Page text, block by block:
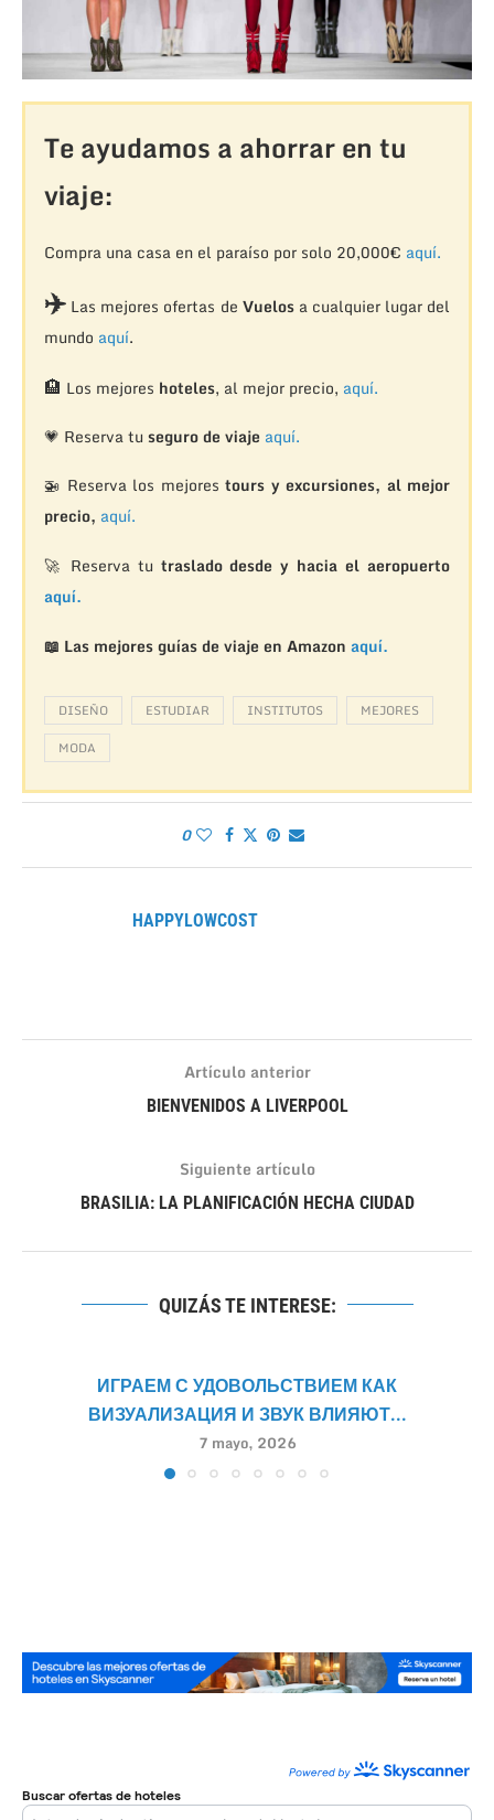
Te ayudamos a ahorrar en tu
viaje:
Compra una casa en el paraíso por solo 20,000€ aquí.
✈️Las mejores ofertas de Vuelosa cualquier lugar del
mundo aquí.
🏨 Los mejores hoteles, al mejor precio, aquí.
💗 Reserva tu seguro de viaje aquí.
🚁 Reserva los mejorestours y excursiones, al mejor
precio, aquí.
🚀 Reserva tu traslado desde y hacia el aeropuerto
aquí.
📖 Las mejores guías de viaje en Amazon aquí.
DISEÑO ESTUDIAR INSTITUTOS
MEJORES
MODA
0
HAPPYLOWCOST
Artículo anterior
BIENVENIDOS A LIVERPOOL
Siguiente artículo
BRASILIA: LA PLANIFICACIÓN HECHA CIUDAD
QUIZÁS TE INTERESE:
ИГРАЕМ С УДОВОЛЬСТВИЕМ КАК
ВИЗУАЛИЗАЦИЯ И ЗВУК ВЛИЯЮТ...
7 mayo, 2026